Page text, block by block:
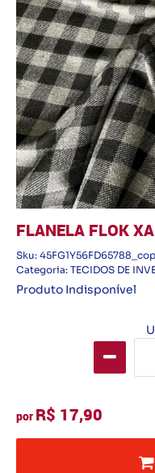
FLANELA FLOK
Sku:
Categoria: TECIDOS DE
Produto Indisponível
por R$ 17,90